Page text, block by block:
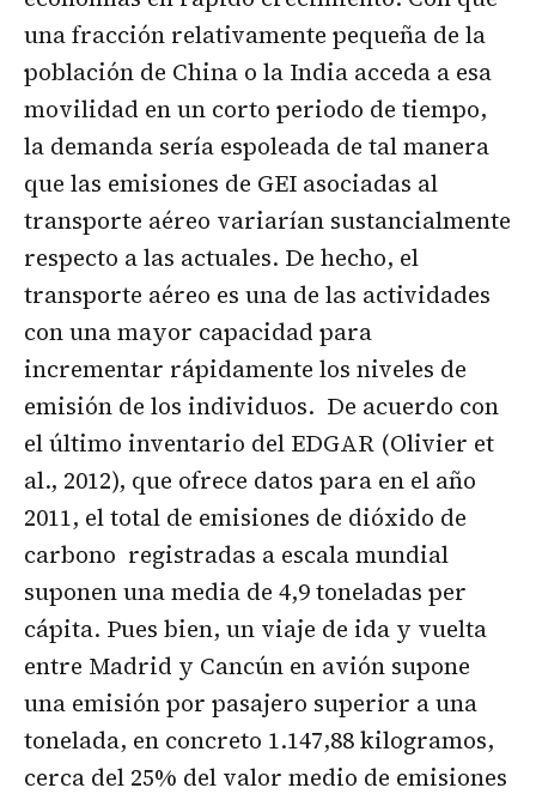
una fracción relativamente pequeña de la
población de China o la India acceda a esa
movilidad en un corto periodo de tiempo,
la demanda sería espoleada de tal manera
que las emisiones de GEI asociadas al
transporte aéreo variarían sustancialmente
respecto a las actuales. De hecho, el
transporte aéreo es una de las actividades
con una mayor capacidad para
incrementar rápidamente los niveles de
emisión de los individuos. De acuerdo con
el último inventario del EDGAR (Olivier et
al., 2012), que ofrece datos para en el año
2011, el total de emisiones de dióxido de
carbono registradas a escala mundial
suponen una media de 4,9 toneladas per
cápita. Pues bien, un viaje de ida y vuelta
entre Madrid y Cancún en avión supone
una emisión por pasajero superior a una
tonelada, en concreto 1.147,88 kilogramos,
cerca del 25% del valor medio de emisiones